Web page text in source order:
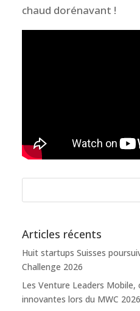
chaud dorénavant !
Articles récents
Huit startups Suisses
Challenge 2026
Les Venture Leaders
innovantes lors du MWC